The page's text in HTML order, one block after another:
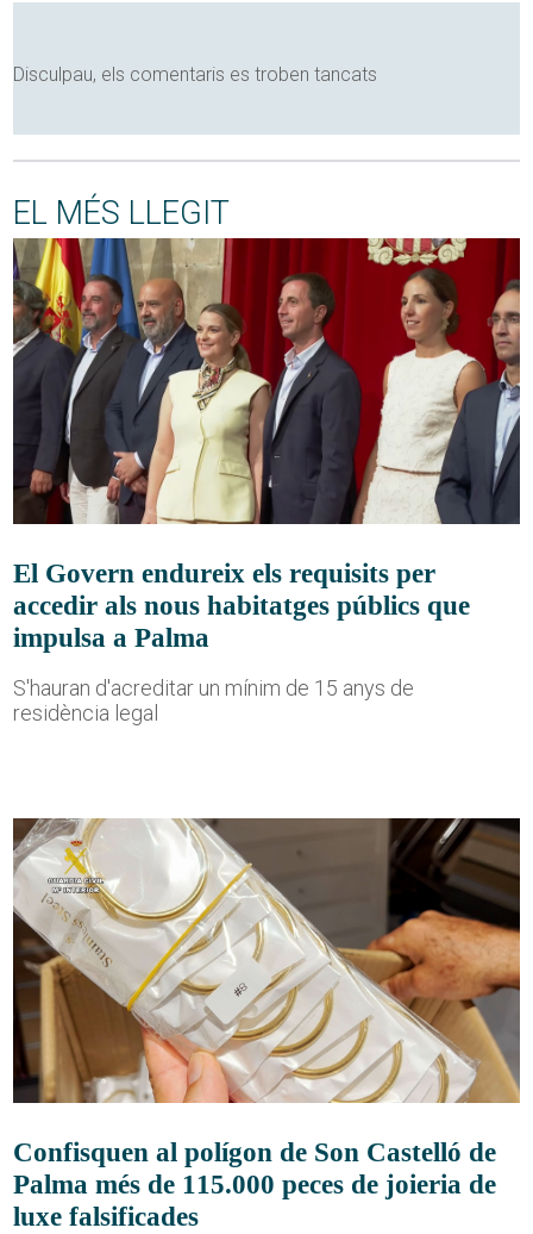
Disculpau, els comentaris es troben tancats
EL MÉS LLEGIT
El Govern endureix els requisits per
accedir als nous habitatges públics que
impulsa a Palma
S'hauran d'acreditar un mínim de 15 anys de
residència legal
Confisquen al polígon de Son Castelló de
Palma més de 115.000 peces de joieria de
luxe falsificades